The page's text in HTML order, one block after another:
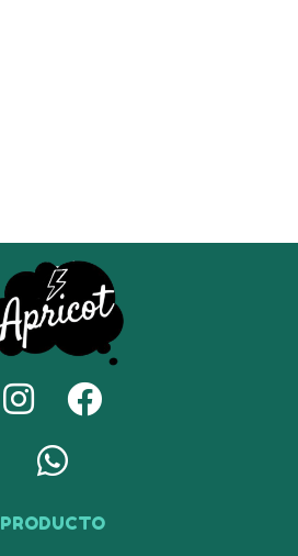
PRODUCTO